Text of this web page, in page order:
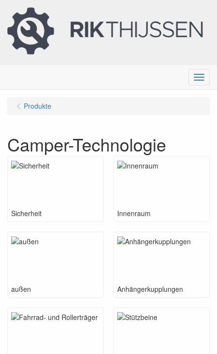
Menu
Produkte
Camper-Technologie
Sicherheit Innenraum
außen Anhängerkupplungen